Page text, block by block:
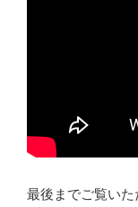
最後までご覧いた